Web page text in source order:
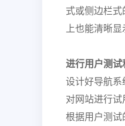
式或侧边栏
上也能清晰显
进行用户测试
设计好导航
对网站进行试
根据用户测